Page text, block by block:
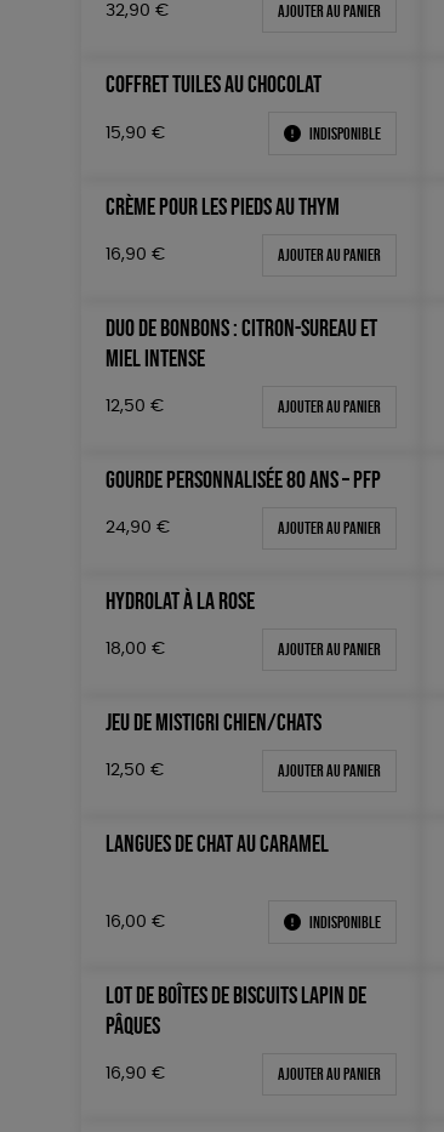
32,90 € Ajouter au panier
COFFRET TUILES AU CHOCOLAT
15,90 € Indisponible
CRÈME POUR LES PIEDS AU THYM
16,90 € Ajouter au panier
DUO DE BONBONS : CITRON-SUREAU ET
MIEL INTENSE
12,50 € Ajouter au panier
GOURDE PERSONNALISÉE 80 ANS – PFP
24,90 € Ajouter au panier
HYDROLAT À LA ROSE
18,00 € Ajouter au panier
JEU DE MISTIGRI CHIEN/CHATS
12,50 € Ajouter au panier
LANGUES DE CHAT AU CARAMEL
16,00 € Indisponible
LOT DE BOÎTES DE BISCUITS LAPIN DE
PÂQUES
16,90 € Ajouter au panier